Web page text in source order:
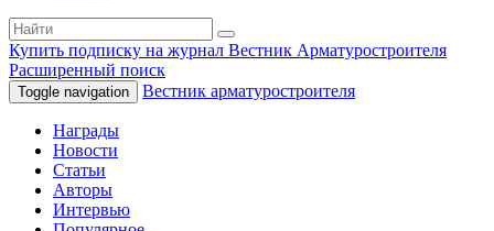
Купить подписку на журнал Вестник Арматуростроителя
Расширенный поиск
Toggle navigation Вестник арматуростроителя
Награды
Новости
Статьи
Авторы
Интервью